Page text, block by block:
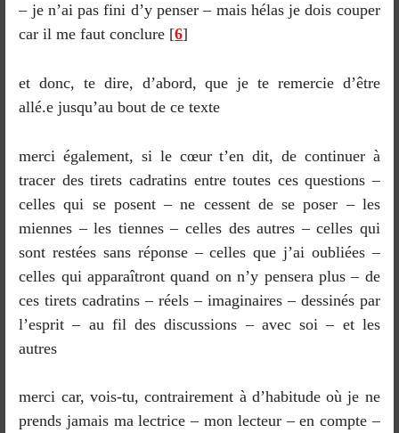
– je n’ai pas fini d’y penser – mais hélas je dois couper
car il me faut conclure [6]
et donc, te dire, d’abord, que je te remercie d’être
allé.e jusqu’au bout de ce texte
merci également, si le cœur t’en dit, de continuer à
tracer des tirets cadratins entre toutes ces questions –
celles qui se posent – ne cessent de se poser – les
miennes – les tiennes – celles des autres – celles qui
sont restées sans réponse – celles que j’ai oubliées –
celles qui apparaîtront quand on n’y pensera plus – de
ces tirets cadratins – réels – imaginaires – dessinés par
l’esprit – au fil des discussions – avec soi – et les
autres
merci car, vois-tu, contrairement à d’habitude où je ne
prends jamais ma lectrice – mon lecteur – en compte –